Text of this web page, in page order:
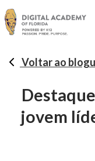
Ainda há vagas
2026–2027!Saiba
Voltar ao
jovem